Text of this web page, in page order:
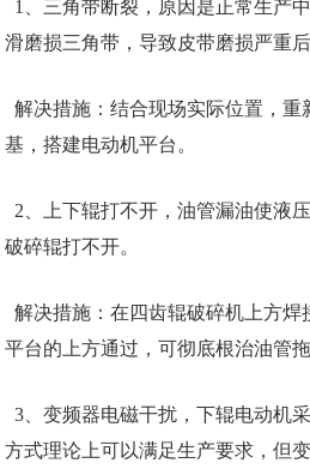
1、三角带断裂，原因是正常生产
滑磨损三角带，导致皮带磨损严重后
解决措施：结合现场实际位置，重
基，搭建电动机平台。
2、上下辊打不开，油管漏油使液
破碎辊打不开。
解决措施：在四齿辊破碎机上方焊
平台的上方通过，可彻底根治油管
3、变频器电磁干扰，下辊电动机
方式理论上可以满足生产要求，但